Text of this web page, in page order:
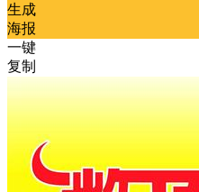
生成
海报
一键
复制